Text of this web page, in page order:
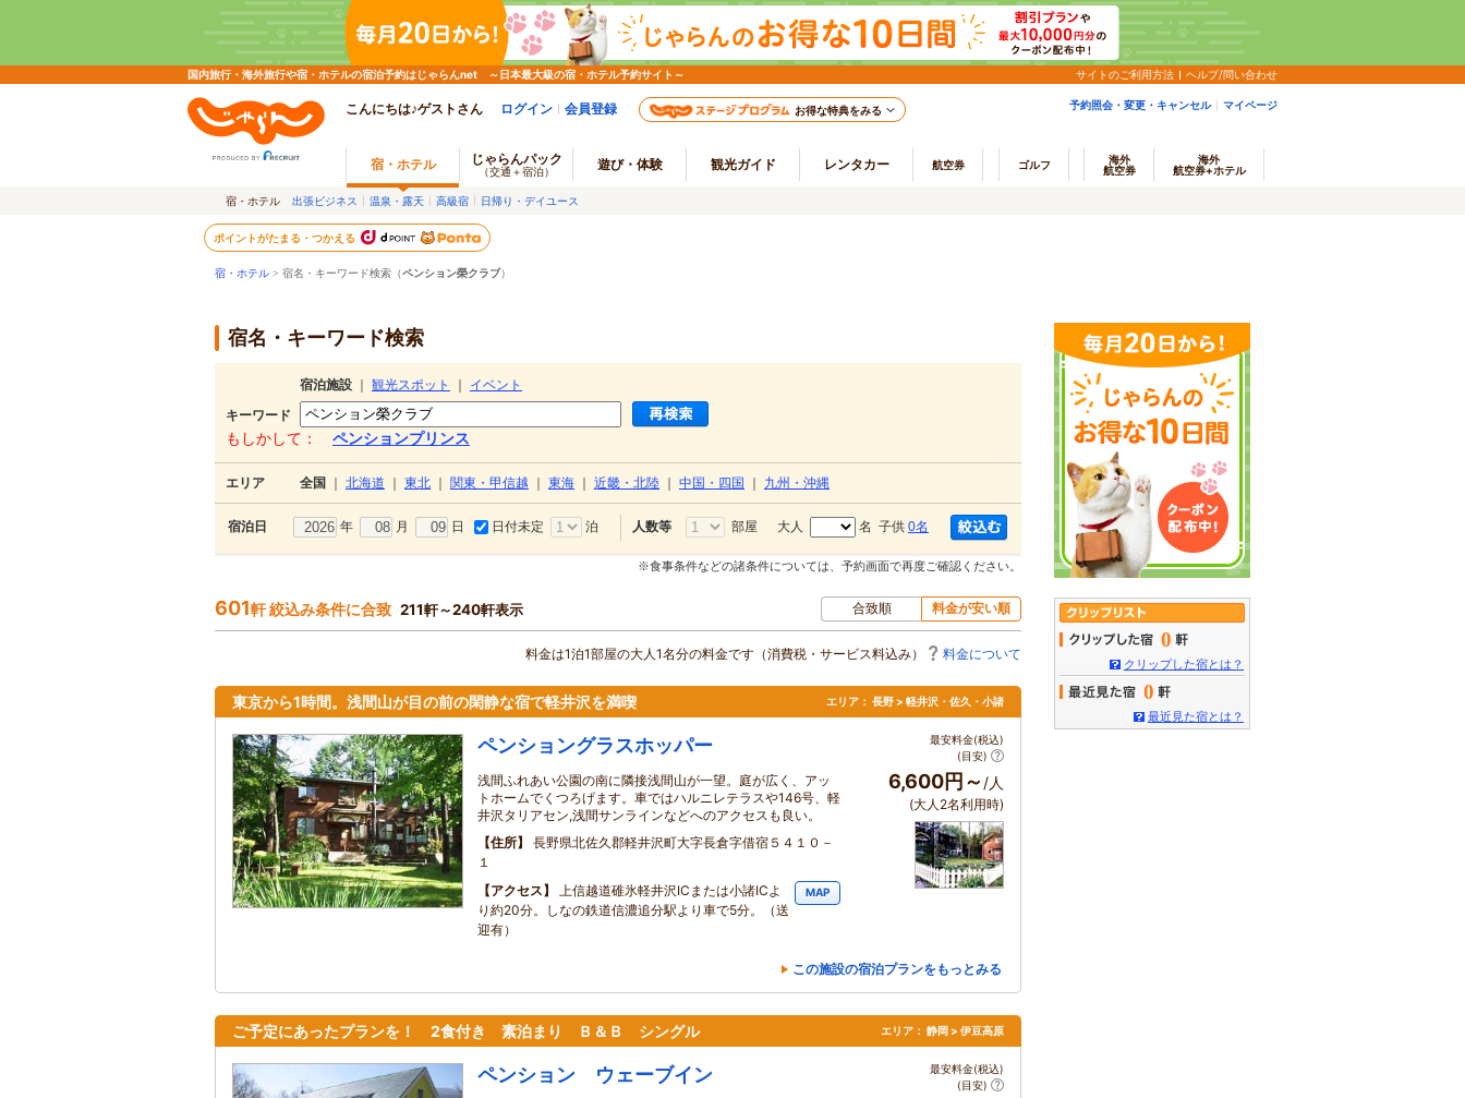
国内旅行・海外旅行や宿・ホテルの宿泊予約はじゃらんnet ～日本最大級の宿・ホテル予約サイト～ サイトのご利用方法 ヘルプ/問い合わせ
こんにちは♪ゲストさん ログイン 会員登録 お得な特典をみる 予約照会・変更・キャンセル マイページ
宿・ホテル じゃらんパック
（交通＋宿泊） 遊び・体験 観光ガイド レンタカー 航空券 ゴルフ
海外
航空券
海外
航空券+ホテル
宿・ホテル 出張ビジネス 温泉・露天 高級宿 日帰り・デイユース
ポイントがたまる・つかえる
宿・ホテル > 宿名・キーワード検索（ペンション榮クラブ）
宿名・キーワード検索
宿泊施設 観光スポット
イベント
キーワード
もしかして： ペンションプリンス
エリア 全国 北海道 東北 関東・甲信越 東海 近畿・北陸 中国・四国 九州・沖縄
宿泊日 年 月 日 日付未定 泊 人数等 部屋 大人 名 子供 0名
※食事条件などの諸条件については、予約画面で再度ご確認ください。
601軒 絞込み条件に合致 211軒～240軒表示 合致順 料金が安い順
料金は1泊1部屋の大人1名分の料金です（消費税・サービス料込み） 料金について
東京から1時間。浅間山が目の前の閑静な宿で軽井沢を満喫 エリア： 長野 > 軽井沢・佐久・小諸
ペンショングラスホッパー
浅間ふれあい公園の南に隣接浅間山が一望。庭が広く、アッ
トホームでくつろげます。車ではハルニレテラスや146号、軽
井沢タリアセン,浅間サンラインなどへのアクセスも良い。
住所
長野県北佐久郡軽井沢町大字長倉字借宿５４１０－
１
アクセス
上信越道碓氷軽井沢ICまたは小諸ICよ
り約20分。しなの鉄道信濃追分駅より車で5分。（送
迎有）
MAP
最安料金(税込)
(目安)
6,600円～ /人
(大人2名利用時)
この施設の宿泊プランをもっとみる
ご予定にあったプランを！ 2食付き 素泊まり Ｂ＆Ｂ シングル エリア： 静岡 > 伊豆高原
ペンション ウェーブイン
最安料金(税込)
(目安)
0
クリップした宿とは？
0
最近見た宿とは？